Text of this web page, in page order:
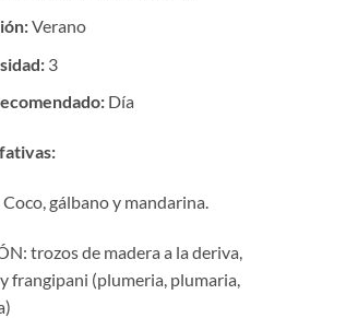
Verano
3
Día
gálbano y mandarina.
trozos de madera a la deriva,
frangipani (plumeria, plumaria,